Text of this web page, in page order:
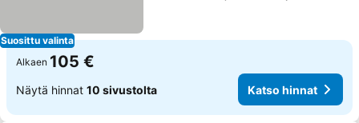
Suosittu valinta
Alkaen 105 €
Näytä hinnat 10 sivustolta Katso hinnat